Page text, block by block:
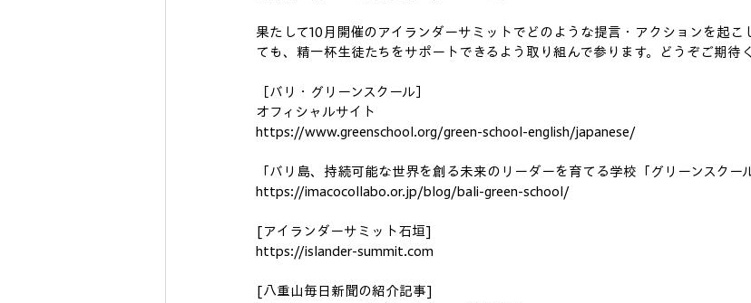
果たして10月開催のアイランダーサミットでどのような提言・アクションを起こ
ても、精一杯生徒たちをサポートできるよう取り組んで参ります。どうぞご期待
［バリ・グリーンスクール］
オフィシャルサイト
https://www.greenschool.org/green-school-english/japanese/
「バリ島、持続可能な世界を創る未来のリーダーを育てる学校「グリーンスクー
https://imacocollabo.or.jp/blog/bali-green-school/
[アイランダーサミット石垣]
https://islander-summit.com
[八重山毎日新聞の紹介記事]